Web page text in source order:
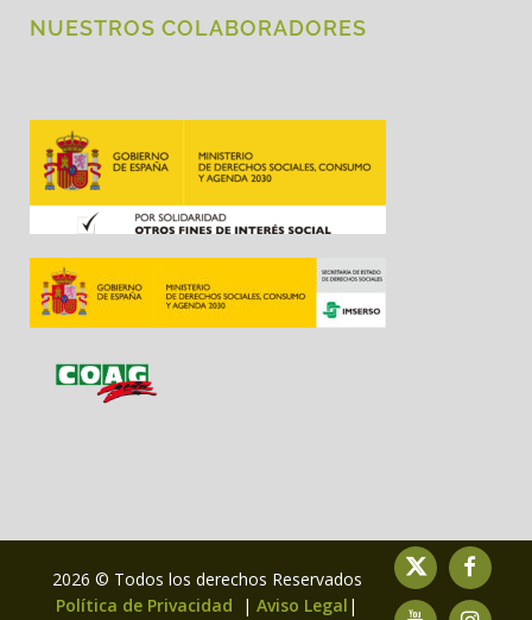
NUESTROS COLABORADORES
2026 © Todos los derechos Reservados
Política de Privacidad
| Aviso Legal |